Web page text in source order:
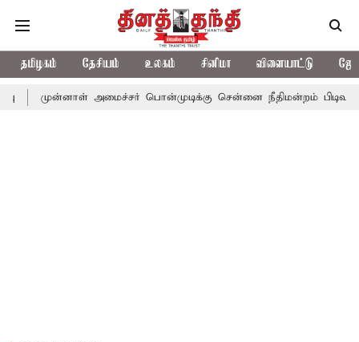
தமிழகம் தேசியம் உலகம் சினிமா விளையாட்டு
அமைச்சர் பொன்முடிக்கு சென்னை நீதிமன்றம் பிடிவாராண்ட்